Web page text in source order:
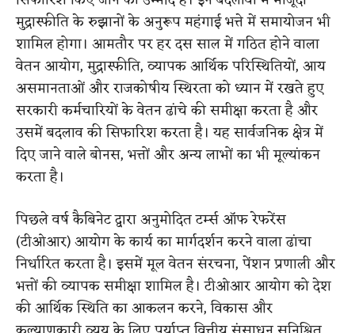
मुद्रास्फीति के रुझानों के अनुरूप महंगाई भत्ते में समायोजन भी
शामिल होगा। आमतौर पर हर दस साल में गठित होने वाला
वेतन आयोग, मुद्रास्फीति, व्यापक आर्थिक परिस्थितियों, आय
असमानताओं और राजकोषीय स्थिरता को ध्यान में रखते हुए
सरकारी कर्मचारियों के वेतन ढांचे की समीक्षा करता है और
उसमें बदलाव की सिफारिश करता है। यह सार्वजनिक क्षेत्र में
दिए जाने वाले बोनस, भत्तों और अन्य लाभों का भी मूल्यांकन
करता है।
पिछले वर्ष कैबिनेट द्वारा अनुमोदित टर्म्स ऑफ रेफरेंस
(टीओआर) आयोग के कार्य का मार्गदर्शन करने वाला ढांचा
निर्धारित करता है। इसमें मूल वेतन संरचना, पेंशन प्रणाली और
भत्तों की व्यापक समीक्षा शामिल है। टीओआर आयोग को देश
की आर्थिक स्थिति का आकलन करने, विकास और